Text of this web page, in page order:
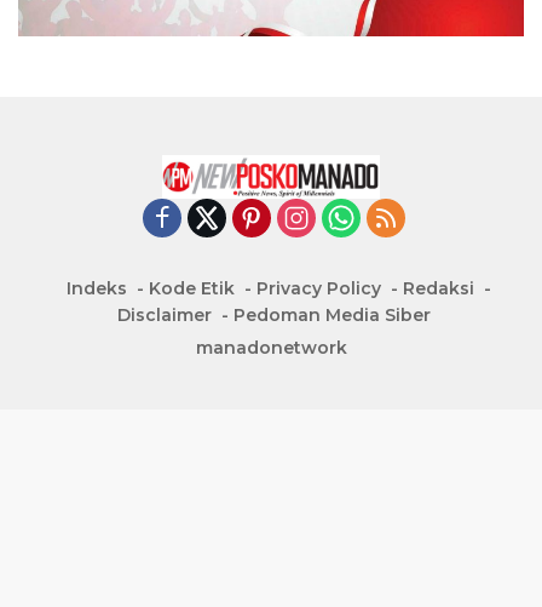
Indeks Kode Etik Privacy Policy
Redaksi
Disclaimer
Pedoman Media Siber
manadonetwork